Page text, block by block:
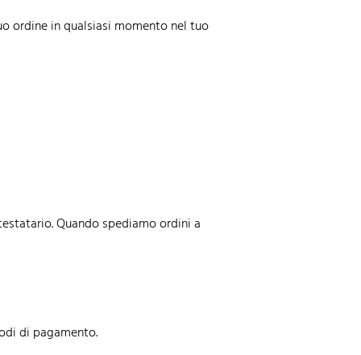
ordine in qualsiasi momento nel tuo
Quando spediamo ordini a
di pagamento.